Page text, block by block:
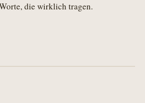
die wirklich tragen.